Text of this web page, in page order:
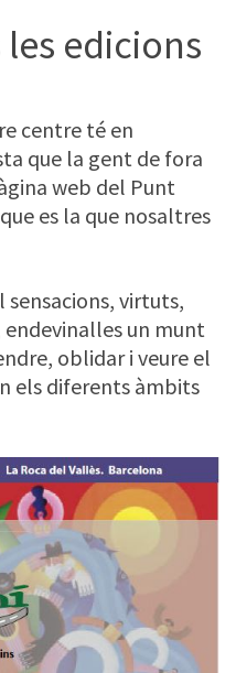
les edicions
centre té en
que la gent de fora
web del Punt
es la que nosaltres
sensacions, virtuts,
un munt
oblidar i veure el
els diferents àmbits